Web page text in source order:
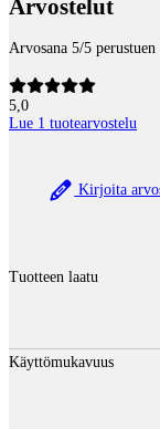
Arvostelut
Arvosana 5/5
5,0
Lue 1 tuotearvostelu
Kirjoita
Tuotteen laatu
Käyttömukavuus